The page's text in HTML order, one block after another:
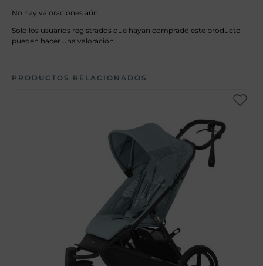
No hay valoraciones aún.
Solo los usuarios registrados que hayan comprado este producto
pueden hacer una valoración.
PRODUCTOS RELACIONADOS